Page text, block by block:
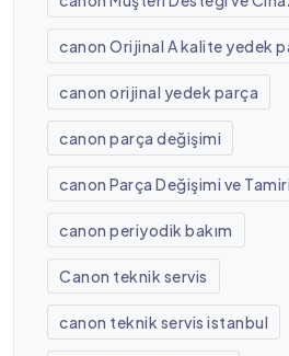
canon Orijinal A kalite yedek
canon orijinal yedek parça
canon parça değişimi
canon Parça Değişimi ve Tamiri
canon periyodik bakım
Canon teknik servis
canon teknik servis istanbul